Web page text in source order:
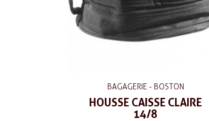
BAGAGERIE - BOSTON
HOUSSE CAISSE CLAIRE
14/8